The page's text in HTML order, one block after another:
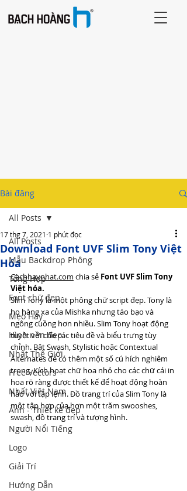
Bài đăng
All Posts
Mẫu Backdrop Phông
Tổng Hợp
Font chữ đẹp
Mẹo Hay
Hình nền đẹp
Nhất Thế Giới
Free Vectors
Nhất Việt Nam
Ảnh - Thiết kế đẹp
Người Nổi Tiếng
Logo
Giải Trí
Hướng Dẫn
All Posts
Download Font UVF Slim Tony Việt
Hóa
17 thg 7, 2021 1 phút đọc
Cachhaynhat.com chia sẻ Font UVF Slim Tony
Việt hóa.
Slim Tony là một phông chữ script đẹp. Tony là
họ hàng xa của Mishka nhưng táo bạo và
ngông cuồng hơn nhiều. Slim Tony hoạt động
tuyệt vời cho các tiêu đề và biểu trưng tùy
chỉnh. Bật Swash, Stylistic hoặc Contextual
Alternates để có thêm một số cú hích nghiêm
trọng. Kích hoạt chữ hoa nhỏ cho các chữ cái in
hoa rõ ràng được thiết kế để hoạt động hoàn
hảo với tập lệnh. Đồ trang trí của Slim Tony là
một tập hợp của hơn một trăm swooshes,
swash, đồ trang trí và tượng hình.